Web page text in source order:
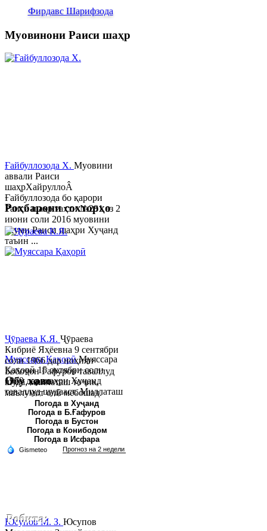
Фирдавс Шарифзода
Муовинони Раиси шаҳр
Ғайбуллозода Х. Муовини
аввали Раиси
шаҳрХайруллоÂ
Ғайбуллозода бо қарори
Раиси шаҳр таҳти №281 аз 2
июни соли 2016 муовини
якуми Раиси шаҳри Хуҷанд
таъин ...
Муяссара ҚаҳорӣМуяссара
Қаҳорӣ 15 октябри соли
1979 дар шаҳри Хуҷанд
таваллуд шудааст. Миллаташ
тоҷик. Маълумот олӣ. Соли
2002 Донишгоҳи давлатии
Хуҷанд ба...
Роҳбарони сохторҳо
Ҷӯраева К.Я. Ҷӯраева
Кибриё Яҳёевна 9 сентябри
соли 1966 дар ноҳияи
Бобоҷон Ғафуров таваллуд
шуда, миллаташ тоҷик,
маълумот олӣ мебошад.
Соли 1997 Донишг...
Юсупов М. З. Юсупов
Обу хаво
Погода в Хуҷанд
Погода в Б.Ғафуров
Погода в Бустон
Погода в Конибодом
Погода в Исфара
Робита: